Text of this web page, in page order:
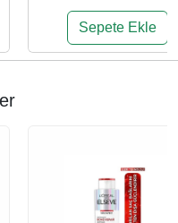
Sepete Ekle